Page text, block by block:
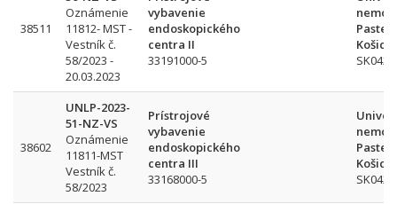
38511
Oznámenie
11812- MST -
Vestník č.
58/2023 -
20.03.2023
vybavenie
endoskopického
centra II
33191000-5
Košice
SK042
38602
UNLP-2023-
51-NZ-VS
Oznámenie
11811-MST
Vestník č.
58/2023
Prístrojové
vybavenie
endoskopického
centra III
33168000-5
Košice
SK042